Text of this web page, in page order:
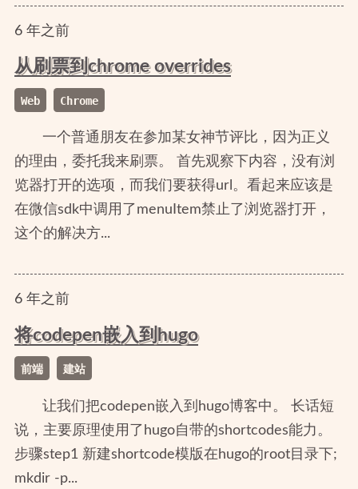
6年之前
从刷票到chrome overrides
Web Chrome
一个普通朋友在参加某女神节评比，因为正义
的理由，委托我来刷票。 首先观察下内容，没有浏
览器打开的选项，而我们要获得url。看起来应该是
在微信sdk中调用了menuItem禁止了浏览器打开，
这个的解决方...
6年之前
将codepen嵌入到hugo
前端 建站
让我们把codepen嵌入到hugo博客中。 长话短
说，主要原理使用了hugo自带的shortcodes能力。
步骤step1 新建shortcode模版在hugo的root目录下;
mkdir -p...